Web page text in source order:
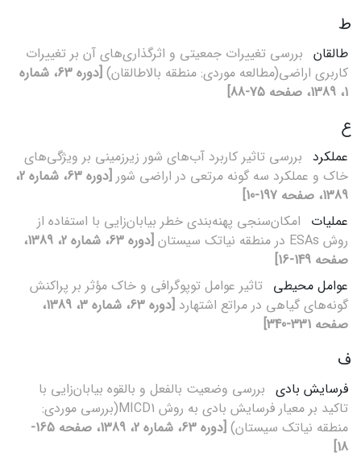
ط
طالقان بررسی تغییرات جمعیتی و اثرگذاری‌های آن بر تغییرات
کاربری اراضی(مطالعه موردی: منطقه بالاطالقان)
[دوره 63، شماره
1، 1389، صفحه 75-88]
ع
عملکرد بررسی تاثیر کاربرد آب‌های شور زیر‌زمینی بر ویژگی‌های
خاک و عملکرد سه گونه مرتعی در اراضی شور
[دوره 63، شماره 2،
1389، صفحه 197-10]
عملیات امکان‌سنجی پهنه‌بندی خطر بیابان‌زایی با استفاده از
روش ESAs در منطقه نیاتک سیستان
[دوره 63، شماره 2، 1389،
صفحه 149-16]
عوامل محیطی تاثیر عوامل توپوگرافی و خاک مؤثر بر پراکنش
گونه‌های گیاهی در مراتع اشتهارد
[دوره 63، شماره 3، 1389،
صفحه 331-340]
ف
فرسایش بادی بررسی وضعیت بالفعل و بالقوه بیابان‌زایی با
تاکید بر معیار فرسایش بادی به روش MICD1(بررسی موردی:
منطقه نیاتک سیستان)
[دوره 63، شماره 2، 1389، صفحه 165-
18]